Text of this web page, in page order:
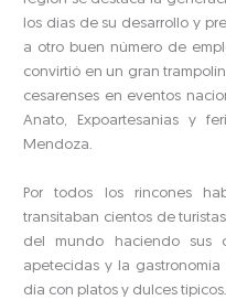
los días de su desarrollo y
a otro buen número de
convirtió en un gran
cesarenses en eventos
Anato, Expoartesanias y
Mendoza.
Por todos los rincones
transitaban cientos de
del mundo haciendo sus
apetecidas y la
día con platos y dulces típicos.